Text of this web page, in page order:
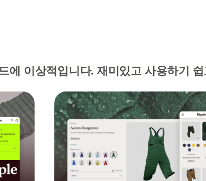
에 이상적입니다. 재미있고 사용하기